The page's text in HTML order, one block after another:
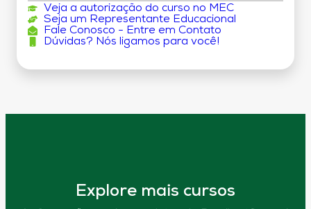
Veja a autorização do curso no MEC
Seja um Representante Educacional
Fale Conosco - Entre em Contato
Dúvidas? Nós ligamos para você!
Explore mais cursos